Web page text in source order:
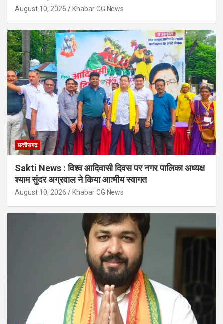
August 10, 2026 Khabar CG News
छत्तीसगढ़
Sakti News : विश्व आदिवासी दिवस पर नगर पालिका अध्यक्ष
श्याम सुंदर अग्रवाल ने किया आत्मीय स्वागत
August 10, 2026 Khabar CG News